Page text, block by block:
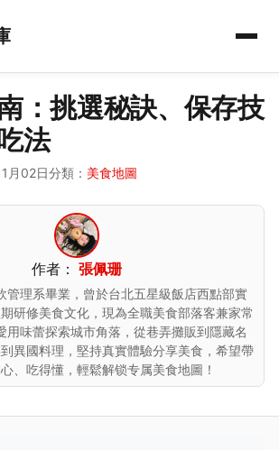
：挑選秘訣、保存技
法
月02日分類： 美食地圖
作者： 張佩珊
管理系畢業，曾於台北五星級飯店西點部實
研修美食文化，現為全職美食部落客兼家常
用味蕾探索城市角落，從巷弄攤販到隱藏名
異國料理，堅持真實體驗分享美食，希望帶
、吃得懂，輕鬆解锁专属美食地圖！